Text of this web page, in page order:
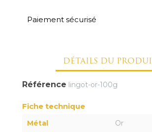
Paiement sécurisé
DÉTAILS DU
Référence lingot-or-100g
Fiche technique
Métal Or